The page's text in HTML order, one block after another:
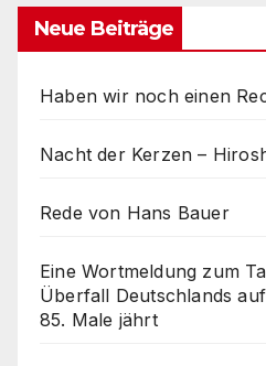
Neue Beiträge
Haben wir noch einen
Nacht der Kerzen –
Rede von Hans Bauer
Eine Wortmeldung zum
Überfall Deutschlands
85. Male jährt